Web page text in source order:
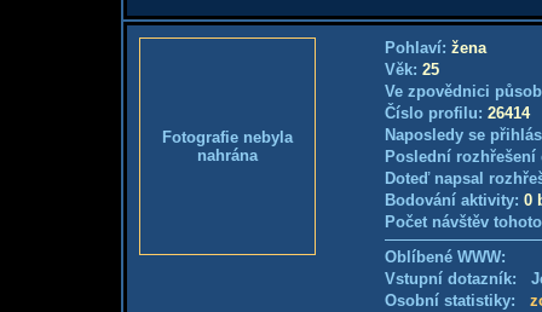
Fotografie nebyla
nahrána
Pohlaví: žena
Věk: 25
Ve zpovědnici
Číslo profilu: 26414
Naposledy se
Poslední
Doteď napsal
Bodování aktivity: 0
Počet návštěv
Oblíbené WWW:
Vstupní dotazník:
Osobní statistiky: